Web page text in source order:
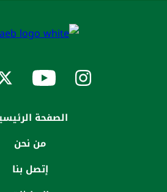
الصفحة
من نحن
إتصل بنا